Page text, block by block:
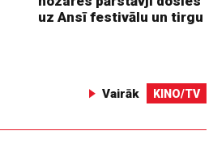
uz Ansī festivālu un tirgu
Vairāk KINO/TV